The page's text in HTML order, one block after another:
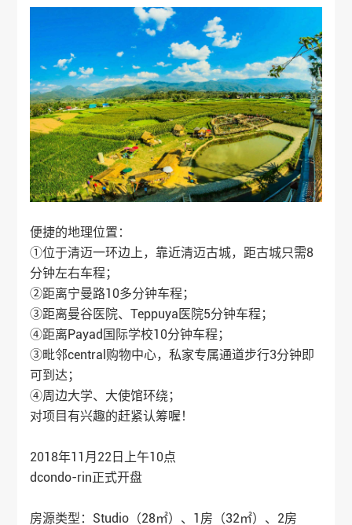
便捷的地理位置：
①位于清迈一环边上，靠近清迈古城，距古城只需8
分钟左右车程；
②距离宁曼路10多分钟车程；
③距离曼谷医院、Teppuya医院5分钟车程；
④距离Payad国际学校10分钟车程；
③毗邻central购物中心，私家专属通道步行3分钟即
可到达；
④周边大学、大使馆环绕；
对项目有兴趣的赶紧认筹喔！
2018年11月22日上午10点
dcondo-rin正式开盘
房源类型：Studio（28㎡）、1房（32㎡）、2房